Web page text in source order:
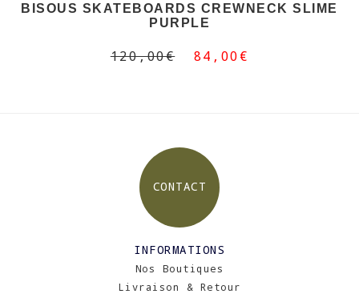
BISOUS SKATEBOARDS CREWNECK SLIME
PURPLE
120,00€ 84,00€
CONTACT
INFORMATIONS
Nos Boutiques
Livraison & Retour